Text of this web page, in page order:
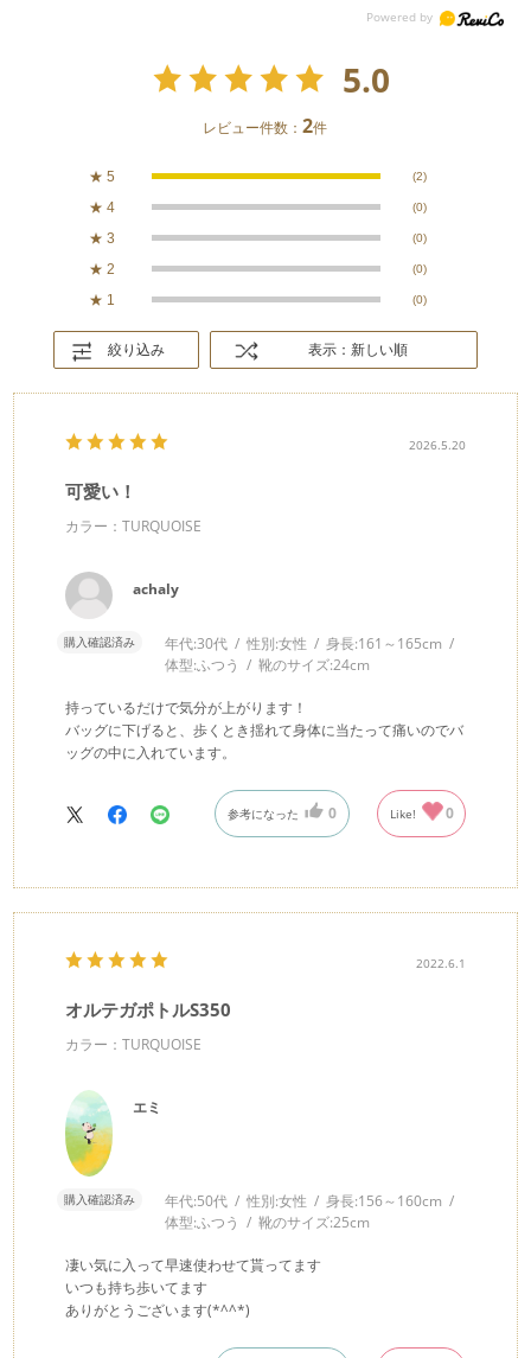
5.0
レビュー件数：2件
★ 5 (2)
★ 4 (0)
★ 3 (0)
★ 2 (0)
★ 1 (0)
絞り込み 表示：新しい順
2026.5.20
可愛い！
カラー：TURQUOISE
achaly
購入確認済み 年代:30代 性別:女性 身長:161～165cm
体型:ふつう 靴のサイズ:24cm
持っているだけで気分が上がります！
バッグに下げると、歩くとき揺れて身体に当たって痛いのでバ
ッグの中に入れています。
参考になった 0 Like! 0
2022.6.1
オルテガポトルS350
カラー：TURQUOISE
エミ
購入確認済み 年代:50代 性別:女性 身長:156～160cm
体型:ふつう 靴のサイズ:25cm
凄い気に入って早速使わせて貰ってます
いつも持ち歩いてます
ありがとうございます(*^^*)